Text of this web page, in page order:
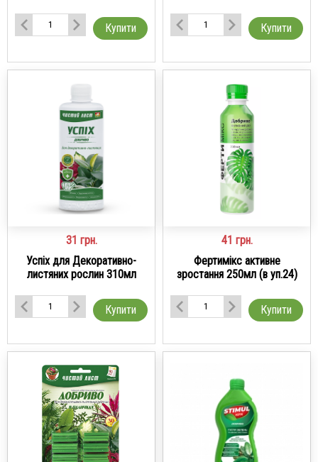
Купити Купити
31 грн.
Успіх для Декоративно-
листяних рослин 310мл
Купити
41 грн.
Фертимікс активне
зростання 250мл (в уп.24)
Купити